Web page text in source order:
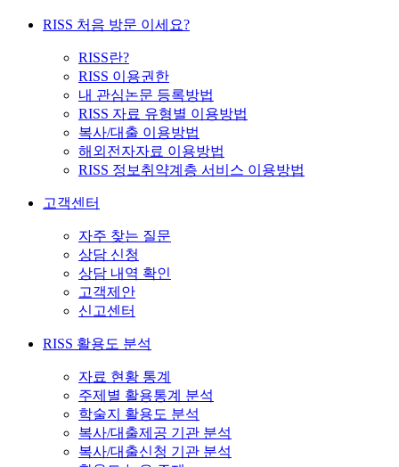
RISS 처음 방문 이세요?
RISS란?
RISS 이용권한
내 관심논문 등록방법
RISS 자료 유형별 이용방법
복사/대출 이용방법
해외전자자료 이용방법
RISS 정보취약계층 서비스 이용방법
고객센터
자주 찾는 질문
상담 신청
상담 내역 확인
고객제안
신고센터
RISS 활용도 분석
자료 현황 통계
주제별 활용통계 분석
학술지 활용도 분석
복사/대출제공 기관 분석
복사/대출신청 기관 분석